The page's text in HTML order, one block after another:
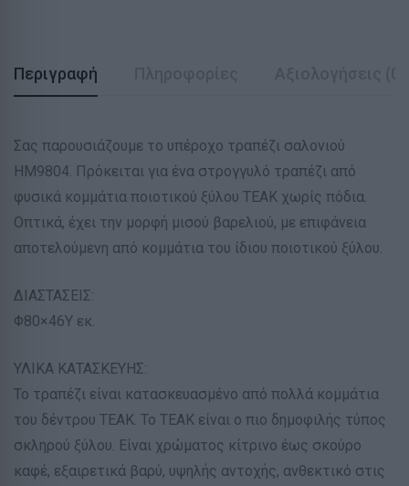
Περιγραφή
Σας παρουσιάζουμε το υπέροχο τραπέζι σαλονιού
HM9804. Πρόκειται για ένα στρογγυλό τραπέζι από
φυσικά κομμάτια ποιοτικού ξύλου ΤΕΑΚ χωρίς πόδια.
Οπτικά, έχει την μορφή μισού βαρελιού, με επιφάνεια
αποτελούμενη από κομμάτια του ίδιου ποιοτικού ξύλου.
ΔΙΑΣΤΑΣΕΙΣ:
Φ80×46Υ εκ.
ΥΛΙΚΑ ΚΑΤΑΣΚΕΥΗΣ:
Το τραπέζι είναι κατασκευασμένο από πολλά κομμάτια
του δέντρου ΤΕΑΚ. Το ΤΕΑΚ είναι ο πιο δημοφιλής τύπος
σκληρού ξύλου. Είναι χρώματος κίτρινο έως σκούρο
καφέ, εξαιρετικά βαρύ, υψηλής αντοχής, ανθεκτικό στις